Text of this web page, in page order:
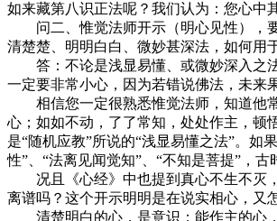
如来藏第八识正法呢？我们认为：您心中
问二、惟觉法师开示（明心见性），要
清楚楚、明明白白、微妙甚深法，如何用
答：不论是浅显易懂、或微妙深入之法
一定要非常小心，因为若错说佛法，未来
相信您一定很熟悉惟觉法师，知道他常
心；如如不动，了了常知，处处作主，顿
是“随机应教”所说的“浅显易懂之法”。如
性”、“法离见闻觉知”、“不知是菩提”，
况且《心经》中也提到真心不生不灭，
离谱吗？这个开示明明是在说实相心，又
清楚明白的心，是意识；能作主的心，